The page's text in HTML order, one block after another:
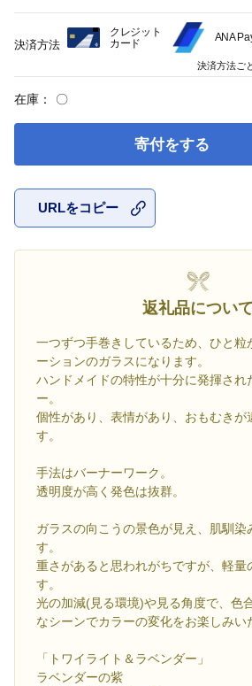
在庫： 〇
寄付をする
URLをコピー
返礼品について
一つずつ手巻きしているため、ひと粒
ーションのガラスになります。
ハンドメイドの特性が十分に発揮され
ー。
個性があり、表情があり、おもむきが
す。
手法はバーナーワーク。
透明度が高く発色は抜群。
ガラスの向こうの景色が見え、肌馴染
す。
重さがあると思われがちですが、軽量
す。
光の加減(見る環境)や見る角度で、色
なシーンでカラーの変化をお楽しみい
「トワイライト＆ラベンダー」
ラベンダーの紫
決済方法
クレジット
カード
ANA
決済方法ご